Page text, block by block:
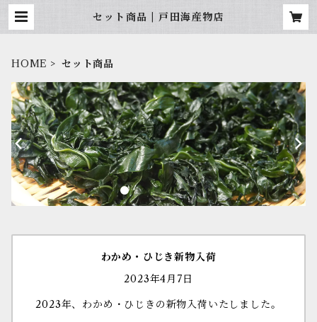
セット商品 | 戸田海産物店
HOME セット商品
わかめ・ひじき新物入荷
2023年4月7日
2023年、わかめ・ひじきの新物入荷いたしました。